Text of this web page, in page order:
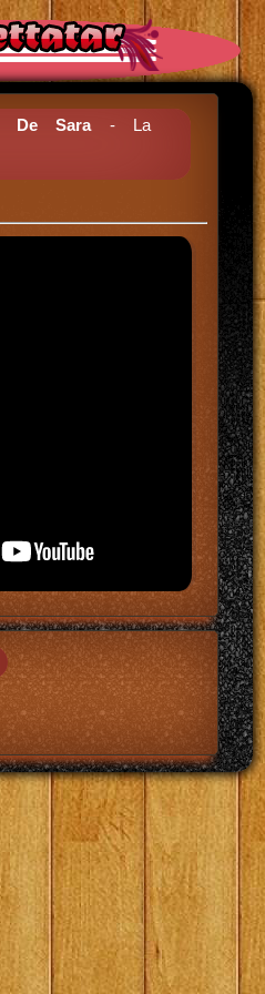
De Sara- La